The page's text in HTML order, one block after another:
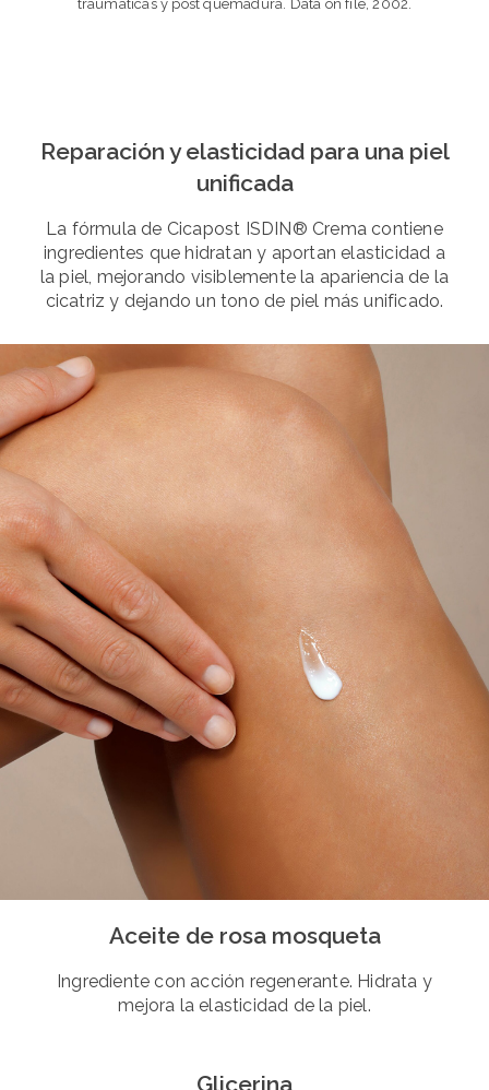
traumáticas y post quemadura. Data on file, 2002.
Reparación y elasticidad para una piel
unificada
La fórmula de Cicapost ISDIN® Crema contiene
ingredientes que hidratan y aportan elasticidad a
la piel, mejorando visiblemente la apariencia de la
cicatriz y dejando un tono de piel más unificado.
Aceite de rosa mosqueta
Ingrediente con acción regenerante. Hidrata y
mejora la elasticidad de la piel.
Glicerina